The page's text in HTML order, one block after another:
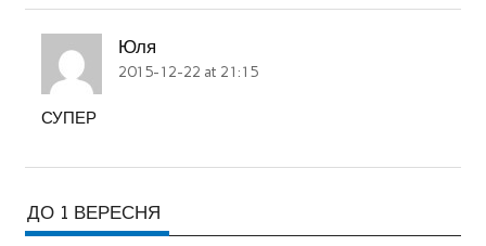
Юля
2015-12-22 at 21:15
СУПЕР
ДО 1 ВЕРЕСНЯ